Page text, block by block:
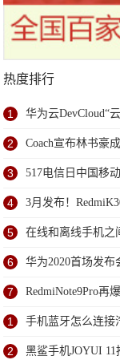
热度排行
1 华为云DevCloud“
2 Coach宣布林书豪
3 517电信日中国移
信息？
4 3月发布！
5 在线和离线手机之
6 华为2020首场发
7 RedmiNote9Pro再
1 手机蓝牙怎么连接
2 黑鲨手机JOYUI